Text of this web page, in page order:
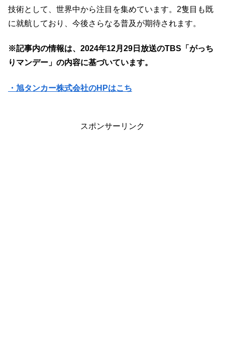
技術として、世界中から注目を集めています。2隻目も既
に就航しており、今後さらなる普及が期待されます。
※記事内の情報は、2024年12月29日放送のTBS「がっち
りマンデー」の内容に基づいています。
・旭タンカー株式会社のHPはこち
スポンサーリンク